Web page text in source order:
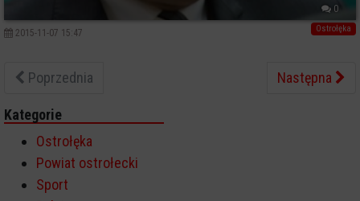
0
Ostrołęka
2015-11-07 15:47
Poprzednia Następna
Kategorie
Ostrołęka
Powiat ostrołecki
Sport